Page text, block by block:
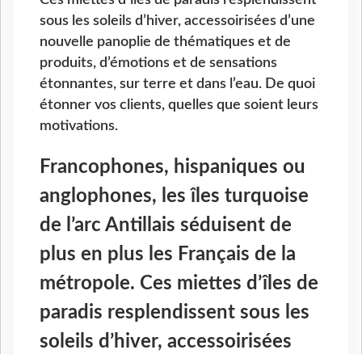
sous les soleils d’hiver, accessoirisées d’une
nouvelle panoplie de thématiques et de
produits, d’émotions et de sensations
étonnantes, sur terre et dans l’eau. De quoi
étonner vos clients, quelles que soient leurs
motivations.
Francophones, hispaniques ou
anglophones, les îles turquoise
de l’arc Antillais séduisent de
plus en plus les Français de la
métropole. Ces miettes d’îles de
paradis resplendissent sous les
soleils d’hiver, accessoirisées